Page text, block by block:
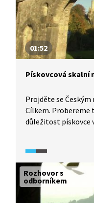
01:52
Pískovcová skalní
Projděte se
Cílkem. Probereme
důležitost pískovce
Rozhovor s
odborníkem